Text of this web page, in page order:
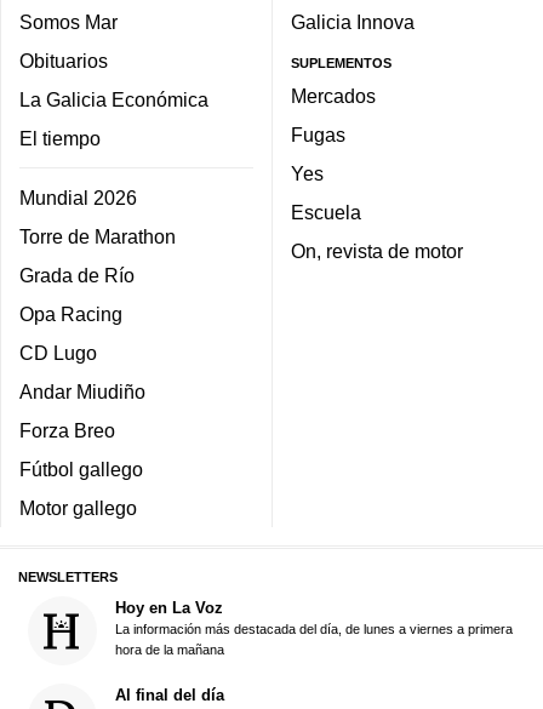
Somos Mar
Obituarios
La Galicia Económica
El tiempo
Mundial 2026
Torre de Marathon
Grada de Río
Opa Racing
CD Lugo
Andar Miudiño
Forza Breo
Fútbol gallego
Motor gallego
Galicia Innova
SUPLEMENTOS
Mercados
Fugas
Yes
Escuela
On, revista de motor
NEWSLETTERS
Hoy en La Voz
La información más destacada del día, de lunes a viernes a primera
hora de la mañana
Al final del día